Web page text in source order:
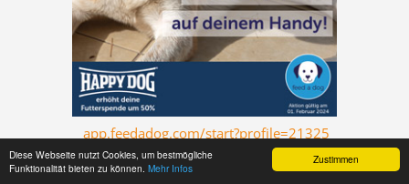
Zustimmen
Diese Webseite nutzt Cookies, um bestmögliche
Funktionalität bieten zu können. Mehr Infos
app.feedadog.com/start?profile=21325
Ganz lieben Dank an alle Futterpaten:-)